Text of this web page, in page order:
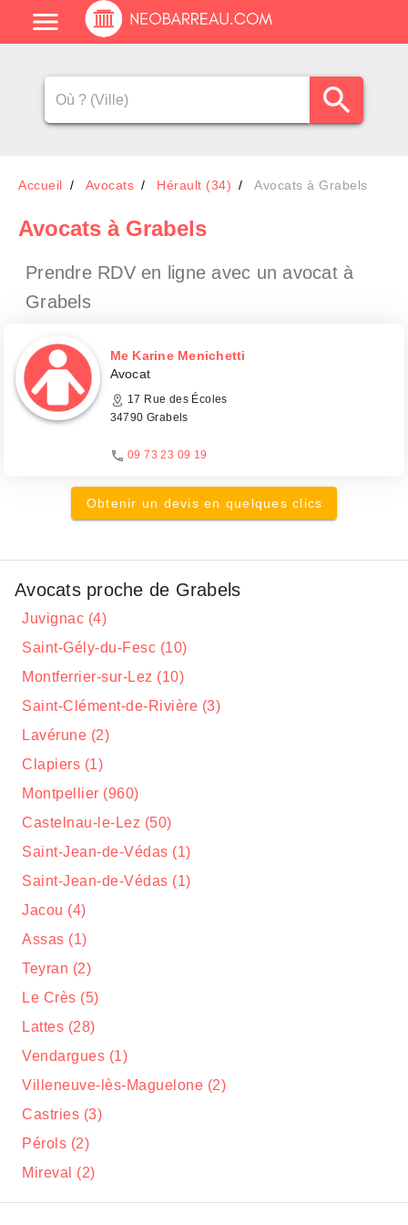
Accueil Avocats Hérault (34) Avocats à Grabels
Avocats à Grabels
Prendre RDV en ligne avec un avocat à
Grabels
Me Karine Menichetti
Avocat
17 Rue des Écoles
34790 Grabels
09 73 23 09 19
Obtenir un devis en quelques clics
Avocats proche de Grabels
Juvignac (4)
Saint-Gély-du-Fesc (10)
Montferrier-sur-Lez (10)
Saint-Clément-de-Rivière (3)
Lavérune (2)
Clapiers (1)
Montpellier (960)
Castelnau-le-Lez (50)
Saint-Jean-de-Védas (1)
Saint-Jean-de-Védas (1)
Jacou (4)
Assas (1)
Teyran (2)
Le Crès (5)
Lattes (28)
Vendargues (1)
Villeneuve-lès-Maguelone (2)
Castries (3)
Pérols (2)
Mireval (2)